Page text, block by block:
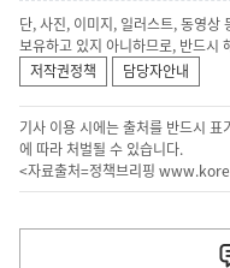
단, 사진, 이미지, 일러스트, 동영상
보유하고 있지 아니하므로, 반드시
저작권정책
담당자안내
기사 이용 시에는 출처를 반드시 표
에 따라 처벌될 수 있습니다.
<자료출처=정책브리핑